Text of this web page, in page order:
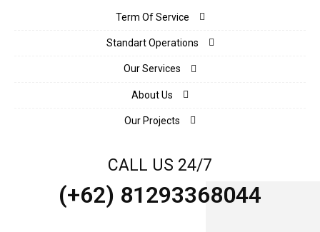
Term Of Service
Standart Operations
Our Services
About Us
Our Projects
CALL US 24/7
(+62) 81293368044